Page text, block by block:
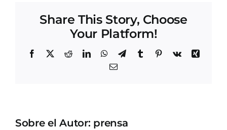
Share This Story, Choose
Your Platform!
Facebook
X RedditLinkedInWhatsApp
TelegramTumblrPinterest
Vk
Xing
Correo
Sobre el Autor: prensa